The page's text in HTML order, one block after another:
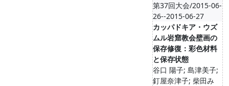
第37回大会/2015-06-
26--2015-06-27
カッパドキア・ウズ
ムル岩窟教会壁画の
保存修復：彩色材料
と保存状態
谷口 陽子; 島津美子;
釘屋奈津子; 柴田み